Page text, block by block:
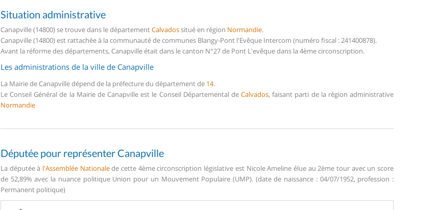
Situation administrative
Canapville (14800) se trouve dans le départementCalvadossitué en région Normandie.
Canapville (14800) est rattachée à la communauté de communes Blangy-Pont l'Evêque Intercom (numéro fiscal : 241400878).
Avant la réforme des départements, Canapville était dans le canton N°27 de Pont L'evêque dans la 4ème circonscription.
Les administrations de la ville de Canapville
La Mairie de Canapville dépend de la préfecture du département de 14.
Le Conseil Général de la Mairie de Canapville est le Conseil Départemental deCalvados, faisant parti de la région administrative
Normandie
Députée pour représenter Canapville
La députée à l'Assemblée Nationalede cette 4ème circonscription législative est Nicole Ameline élue au 2ème tour avec un score
de 52,89% avec la nuance politique Union pour un Mouvement Populaire (UMP). (date de naissance : 04/07/1952, profession :
Permanent politique)